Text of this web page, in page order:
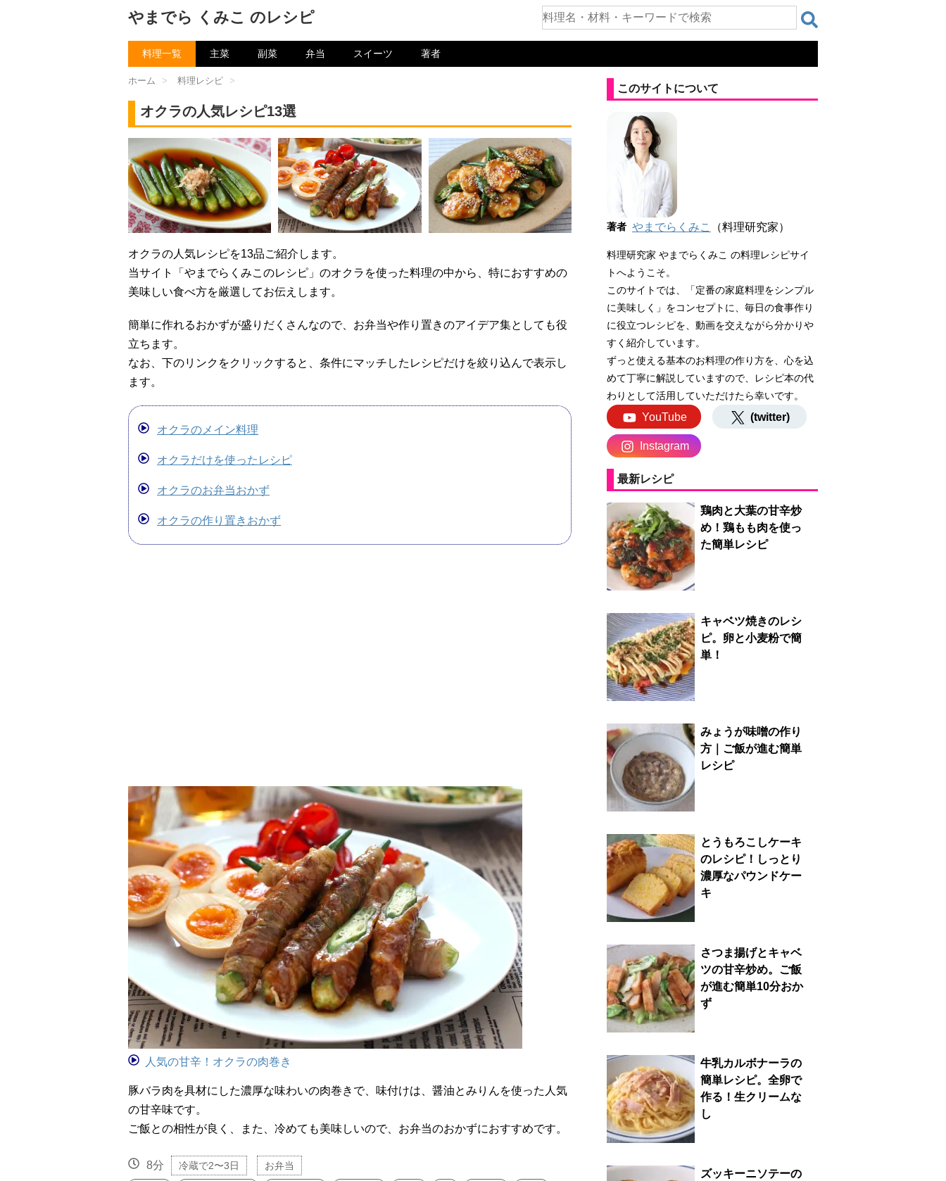
やまでら くみこ のレシピ
料理一覧 主菜 副菜 弁当 スイーツ 著者
ホーム > 料理レシピ >
オクラの人気レシピ13選
オクラの人気レシピを13品ご紹介します。
当サイト「やまでらくみこのレシピ」のオクラを使った料理の中から、特におすすめの
美味しい食べ方を厳選してお伝えします。
簡単に作れるおかずが盛りだくさんなので、お弁当や作り置きのアイデア集としても役
立ちます。
なお、下のリンクをクリックすると、条件にマッチしたレシピだけを絞り込んで表示し
ます。
オクラのメイン料理
オクラだけを使ったレシピ
オクラのお弁当おかず
オクラの作り置きおかず
人気の甘辛！オクラの肉巻き
豚バラ肉を具材にした濃厚な味わいの肉巻きで、味付けは、醤油とみりんを使った人気
の甘辛味です。
ご飯との相性が良く、また、冷めても美味しいので、お弁当のおかずにおすすめです。
8分 冷蔵で2〜3日 お弁当
このサイトについて
著者 やまでらくみこ （料理研究家）
料理研究家 やまでらくみこ の料理レシピサイ
トへようこそ。
このサイトでは、「定番の家庭料理をシンプル
に美味しく」をコンセプトに、毎日の食事作り
に役立つレシピを、動画を交えながら分かりや
すく紹介しています。
ずっと使える基本のお料理の作り方を、心を込
めて丁寧に解説していますので、レシピ本の代
わりとして活用していただけたら幸いです。
YouTube (twitter)
Instagram
最新レシピ
鶏肉と大葉の甘辛炒
め！鶏もも肉を使っ
た簡単レシピ
キャベツ焼きのレシ
ピ。卵と小麦粉で簡
単！
みょうが味噌の作り
方｜ご飯が進む簡単
レシピ
とうもろこしケーキ
のレシピ！しっとり
濃厚なパウンドケー
キ
さつま揚げとキャベ
ツの甘辛炒め。ご飯
が進む簡単10分おか
ず
牛乳カルボナーラの
簡単レシピ。全卵で
作る！生クリームな
し
ズッキーニソテーの